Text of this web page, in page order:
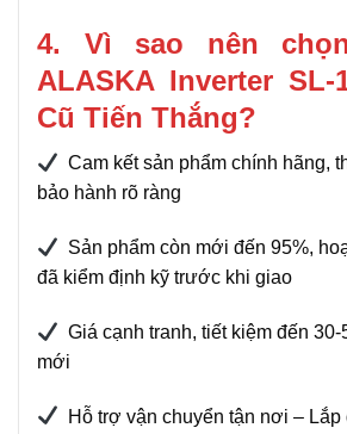
4. Vì sao nên
ALASKA Inverter
Cũ Tiến Thắng?
Cam kết sản phẩm chính hãng,
bảo hành rõ ràng
Sản phẩm còn mới đến 95%,
đã kiểm định kỹ trước khi giao
Giá cạnh tranh, tiết kiệm đến
mới
Hỗ trợ vận chuyển tận nơi – Lắp